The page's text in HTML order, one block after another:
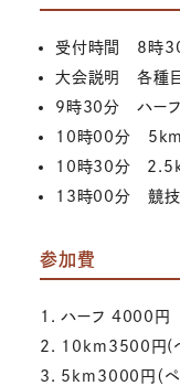
受付時間 8時30
大会説明 各種目
9時30分 ハーフ
10時00分 5km
10時30分
13時00分 競技
参加費
1. ハーフ 4000円
2. 10km3500円(
3. 5km3000円（